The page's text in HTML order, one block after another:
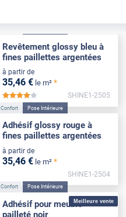
Revêtement glossy bleu à
fines paillettes argentées
à partir de
35,46 € le m² *
*****
SHINE1-2505
Confort Pose Intérieure
Adhésif glossy rouge à
fines paillettes argentées
à partir de
35,46 € le m² *
SHINE1-2504
Meilleure vente
Confort Pose Intérieure
Adhésif pour meuble
pailleté noir